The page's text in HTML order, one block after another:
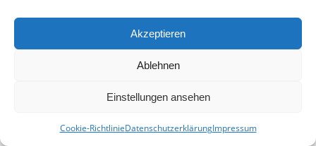
Akzeptieren
Ablehnen
Einstellungen ansehen
Cookie-RichtlinieDatenschutzerklärungImpressum